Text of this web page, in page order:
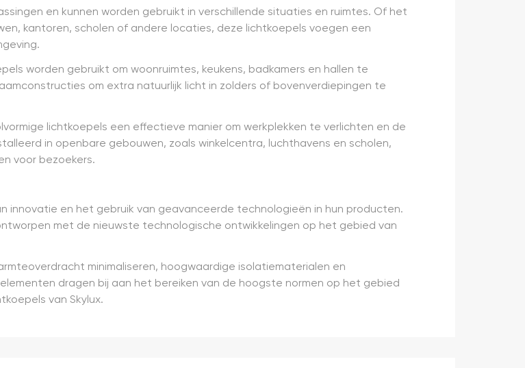
en kunnen worden gebruikt in verschillende situaties en ruimtes. Of het
kantoren, scholen of andere locaties, deze lichtkoepels voegen een
worden gebruikt om woonruimtes, keukens, badkamers en hallen te
om extra natuurlijk licht in zolders of bovenverdiepingen te
lichtkoepels een effectieve manier om werkplekken te verlichten en de
in openbare gebouwen, zoals winkelcentra, luchthavens en scholen,
voor bezoekers.
innovatie en het gebruik van geavanceerde technologieën in hun producten.
met de nieuwste technologische ontwikkelingen op het gebied van
minimaliseren, hoogwaardige isolatiematerialen en
dragen bij aan het bereiken van de hoogste normen op het gebied
van Skylux.